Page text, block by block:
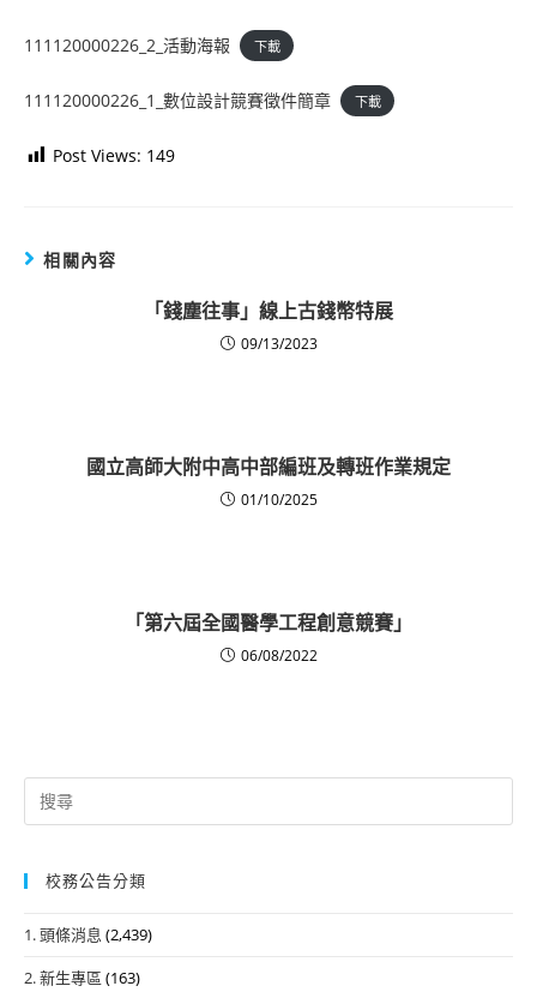
111120000226_2_活動海報 下載
111120000226_1_數位設計競賽徵件簡章 下載
Post Views: 149
相關內容
「錢塵往事」線上古錢幣特展
09/13/2023
國立高師大附中高中部編班及轉班作業規定
01/10/2025
「第六屆全國醫學工程創意競賽」
06/08/2022
Search
for:
校務公告分類
1. 頭條消息 (2,439)
2. 新生專區 (163)